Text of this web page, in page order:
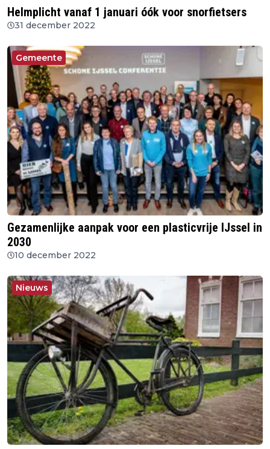
Helmplicht vanaf 1 januari óók voor snorfietsers
31 december 2022
Gemeente
Gezamenlijke aanpak voor een plasticvrije IJssel in
2030
10 december 2022
Nieuws